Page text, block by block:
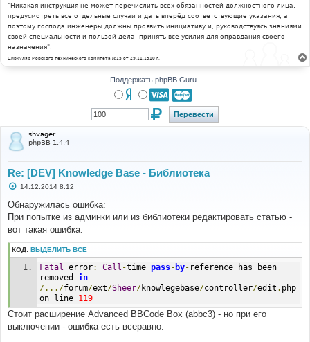
"Никакая инструкция не может перечислить всех обязанностей должностного лица,
предусмотреть все отдельные случаи и дать вперёд соответствующие указания, а
поэтому господа инженеры должны проявить инициативу и, руководствуясь знаниями
своей специальности и пользой дела, принять все усилия для оправдания своего
назначения".
Циркуляр Морского технического комитета №15 от 29.11.1910 г.
Поддержать phpBB Guru
shvager
phpBB 1.4.4
Re: [DEV] Knowledge Base - Библиотека
С
о
б
щ
е
н
и
е
14.12.2014 8:12
Обнаружилась ошибка:
При попытке из админки или из библиотеки редактировать статью -
вот такая ошибка:
КОД: ВЫДЕЛИТЬ ВСЁ
Fatal error: Call -time pass- by- reference has been
removed in
/.../forum/ext/Sheer/knowlegebase/controller/edit . php
on line 119
Стоит расширение Advanced BBCode Box (abbc3) - но при его
выключении - ошибка есть всеравно.